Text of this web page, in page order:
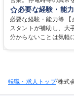
案します。内勤(資料
寧なOJTからスタート。 担当顧客は東京を中心とした大手電力会社（
0～30拠点担当、並行
案資料作成、アポ調整
必要な経験・能
必要な経験・能力等
スタントが補助し、大
分からないことは気軽
はありません。 ■離職率は低く、
転職・求人トップ/株式